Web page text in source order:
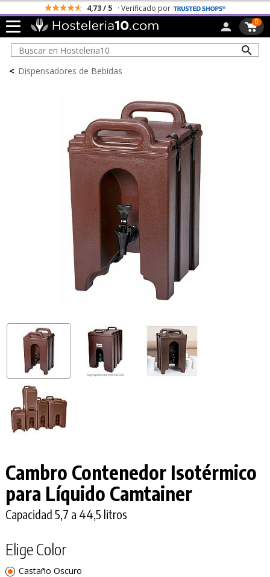
4,73 / 5 · Verificado por
0
< Dispensadores de Bebidas
Cambro Contenedor Isotérmico
para Líquido Camtainer
Capacidad 5,7 a 44,5 litros
Elige Color
Castaño Oscuro